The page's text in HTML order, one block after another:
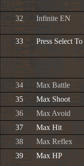
32 Infinite EN
33 Press Select
34
Max Battle
35
Max Shoot
36
Max Avoid
37
Max Hit
38
Max Reflex
39
Max HP